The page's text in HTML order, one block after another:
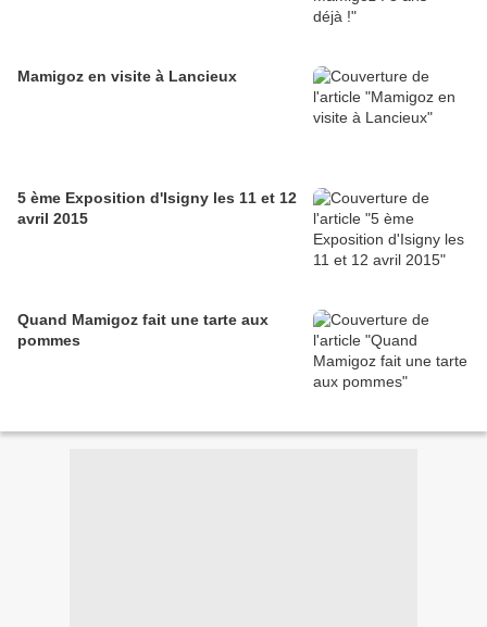
Mamigoz en visite à Lancieux
5 ème Exposition d'Isigny les 11 et 12
avril 2015
Quand Mamigoz fait une tarte aux
pommes